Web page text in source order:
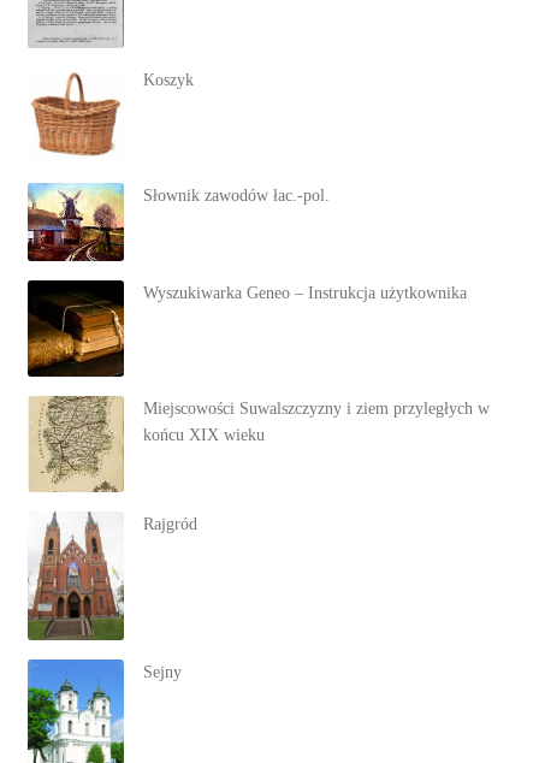
Koszyk
Słownik zawodów łac.-pol.
Wyszukiwarka Geneo – Instrukcja użytkownika
Miejscowości Suwalszczyzny i ziem przyległych w
końcu XIX wieku
Rajgród
Sejny